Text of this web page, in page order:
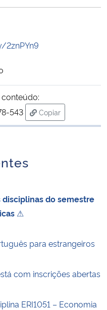
2znPYn9
543
Copiar
para área de
do semestre
⚠
para estrangeiros
com inscrições abertas
ERI1051 – Economia